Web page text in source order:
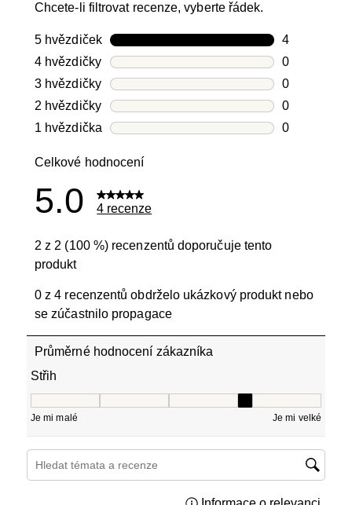
Chcete-li filtrovat recenze, vyberte řádek.
5 hvězdičekhvězdičky
4
Počet
4 hvězdičkyhvězdičky
0
Počet
3 hvězdičkyhvězdičky
0
Počet
2 hvězdičkyhvězdičky
0
Počet
1 hvězdičkahvězdičky
0
Celkové hodnocení
5.0 4 recenze
2 z 2 (100 %) recenzentů doporučuje tento
produkt
0 z 4 recenzentů obdrželo ukázkový produkt nebo
se zúčastnilo propagace
Průměrné hodnocení zákazníka
Střih
Je mi malé Je mi velké
Hledání témat a recenzí – oblast vyhledávání